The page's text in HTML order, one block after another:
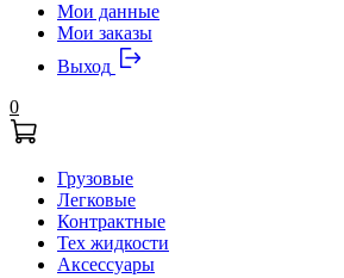
Мои данные
Мои заказы
Выход
0
Грузовые
Легковые
Контрактные
Тех жидкости
Аксессуары